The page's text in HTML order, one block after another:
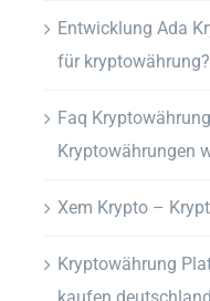
Entwicklung Ada
für kryptowährung?
Faq
Kryptowährungen
Xem Krypto –
Kryptowährung
kaufen